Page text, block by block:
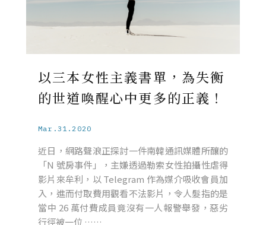
以三本女性主義書單，為失衡
的世道喚醒心中更多的正義！
Mar.31.2020
近日，網路聲浪正探討一件南韓通訊媒體所釀的
「N 號房事件」，主嫌透過勒索女性拍攝性虐得
影片來牟利，以 Telegram 作為媒介吸收會員加
入，進而付取費用觀看不法影片，令人髮指的是
當中 26 萬付費成員竟沒有一人報警舉發，惡劣
行徑被一位 ……